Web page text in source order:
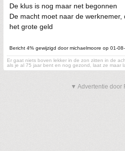
De klus is nog maar net begonnen
De macht moet naar de
het grote geld
Bericht 4% gewijzigd door michaelmoore op 01-
Er gaat niets boven lekker in de zon zitten in de
als je al 75 jaar bent en nog gezond, laat ze maar
▼ Advertentie door